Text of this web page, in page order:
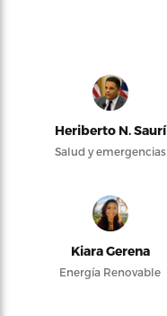
Heriberto N. Saurí
Salud y emergencias
Kiara Gerena
Energía Renovable